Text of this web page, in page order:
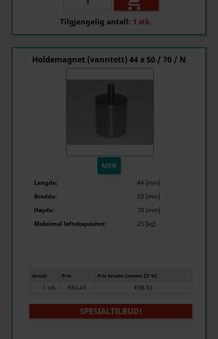
Tilgjengelig antall: 1 stk.
Holdemagnet (vanntett) 44 x 50 / 70 / N
MER
Lengde:
44 [mm]
Bredde:
50 [mm]
Høyde:
70 [mm]
Maksimal løftekapasitet:
25 [kg]
Antall Pris Pris brutto (moms 23 %)
1 stk. €80.43 €98.93
SPESIALTILBUD!